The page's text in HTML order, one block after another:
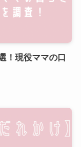
！現役ママの口